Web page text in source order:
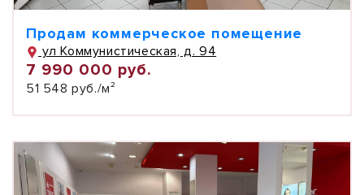
Продам коммерческое помещение
ул Коммунистическая, д. 94
7 990 000 руб.
51 548 руб./м²